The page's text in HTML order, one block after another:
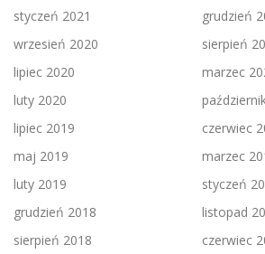
styczeń 2021
grudzień
wrzesień 2020
sierpień
lipiec 2020
marzec
luty 2020
lipiec 2019
czerwiec
maj 2019
marzec
luty 2019
styczeń
grudzień 2018
listopad
sierpień 2018
czerwiec